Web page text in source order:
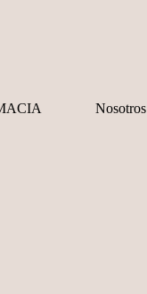
Nosotros